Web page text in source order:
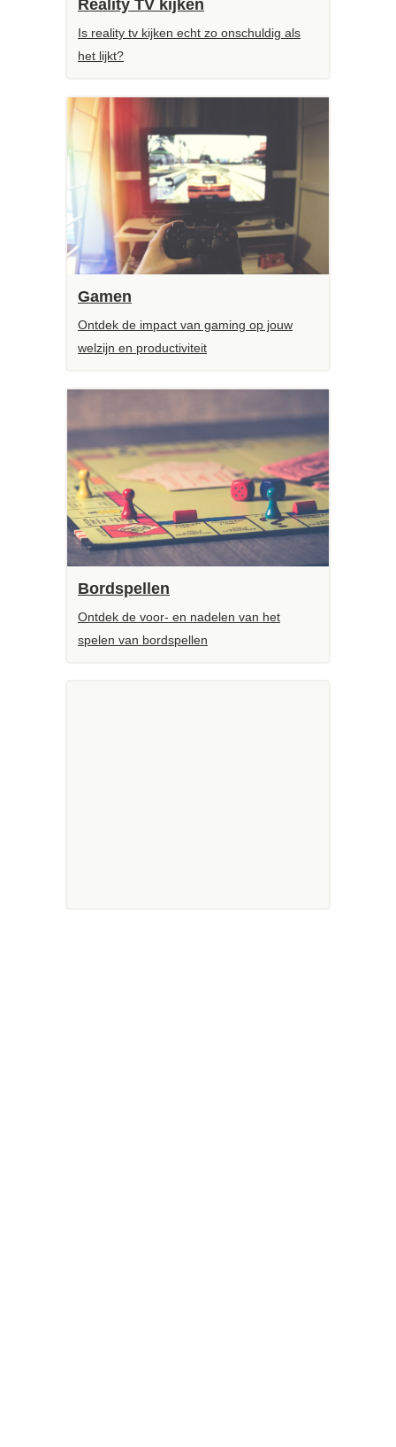
Reality TV kijken
Is reality tv kijken echt zo onschuldig als
het lijkt?
Gamen
Ontdek de impact van gaming op jouw
welzijn en productiviteit
Bordspellen
Ontdek de voor- en nadelen van het
spelen van bordspellen